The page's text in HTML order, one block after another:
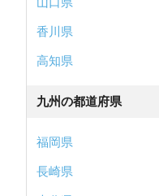
香川県
高知県
九州の都道府県
福岡県
長崎県